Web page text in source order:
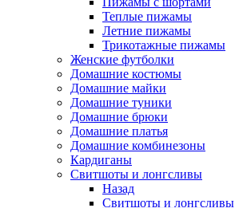
Теплые пижамы
Летние пижамы
Трикотажные пижамы
Женские футболки
Домашние костюмы
Домашние майки
Домашние туники
Домашние брюки
Домашние платья
Домашние комбинезоны
Кардиганы
Свитшоты и лонгсливы
Назад
Свитшоты и лонгсливы